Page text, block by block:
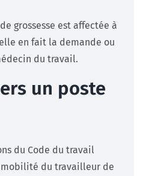
grossesse est affectée à
en fait la demande ou
du travail.
un poste
du Code du travail
du travailleur de